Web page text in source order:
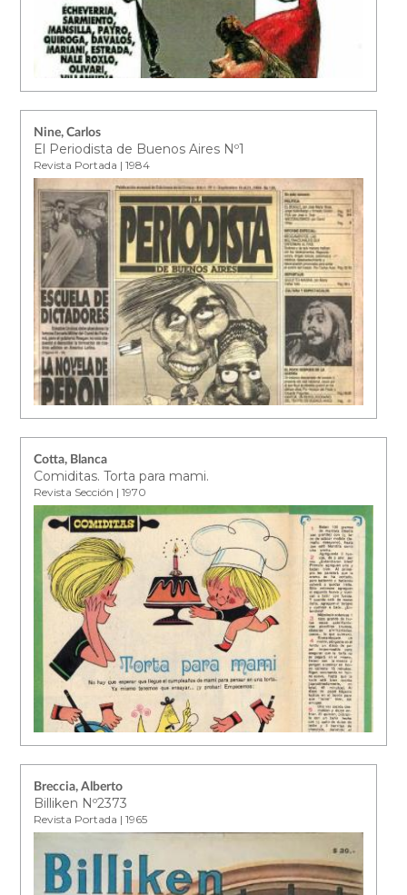
Nine, Carlos
El Periodista de Buenos Aires Nº1
Revista Portada | 1984
Cotta, Blanca
Comiditas. Torta para mami.
Revista Sección | 1970
Breccia, Alberto
Billiken Nº2373
Revista Portada | 1965